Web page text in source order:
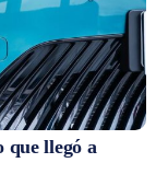
que llegó a